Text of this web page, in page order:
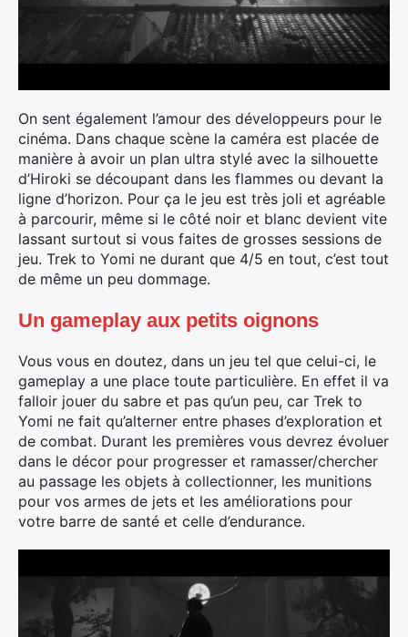
On sent également l’amour des développeurs pour le
cinéma. Dans chaque scène la caméra est placée de
manière à avoir un plan ultra stylé avec la silhouette
d’Hiroki se découpant dans les flammes ou devant la
ligne d’horizon. Pour ça le jeu est très joli et agréable
à parcourir, même si le côté noir et blanc devient vite
lassant surtout si vous faites de grosses sessions de
jeu. Trek to Yomi ne durant que 4/5 en tout, c’est tout
de même un peu dommage.
Un gameplay aux petits oignons
Vous vous en doutez, dans un jeu tel que celui-ci, le
gameplay a une place toute particulière. En effet il va
falloir jouer du sabre et pas qu’un peu, car Trek to
Yomi ne fait qu’alterner entre phases d’exploration et
de combat. Durant les premières vous devrez évoluer
dans le décor pour progresser et ramasser/chercher
au passage les objets à collectionner, les munitions
pour vos armes de jets et les améliorations pour
votre barre de santé et celle d’endurance.